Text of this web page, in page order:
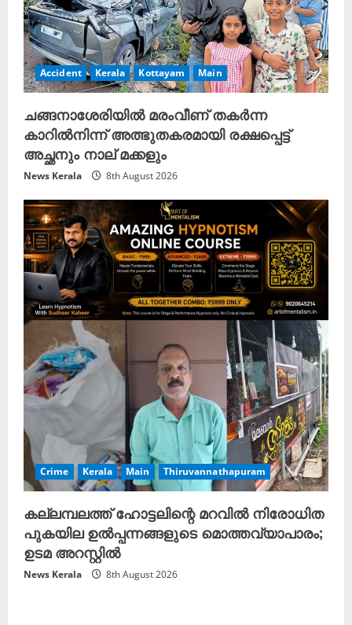
Accident Kerala Kottayam Main
ചങ്ങനാശേരിയിൽ മരംവീണ് തകർന്ന
കാറിൽനിന്ന് അത്ഭുതകരമായി രക്ഷപ്പെട്ട്
അച്ഛനും നാല് മക്കളും
News Kerala 8th August 2026
Crime Kerala Main Thiruvannathapuram
കല്ലമ്പലത്ത് ഹോട്ടലിന്റെ മറവിൽ നിരോധിത
പുകയില ഉൽപ്പന്നങ്ങളുടെ മൊത്തവ്യാപാരം;
ഉടമ അറസ്റ്റിൽ
News Kerala 8th August 2026